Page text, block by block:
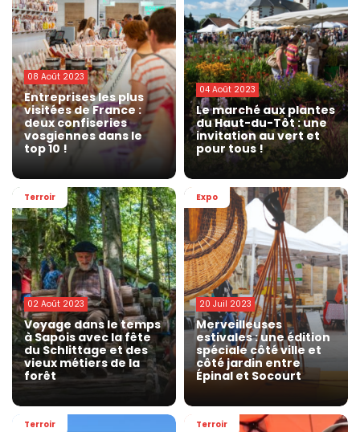
08 Août 2023
Entreprises les plus
visitées de France :
deux confiseries
vosgiennes dans le
top 10 !
04 Août 2023
Le marché aux plantes
du Haut-du-Tôt : une
invitation au vert et
pour tous !
Terroir
02 Août 2023
Voyage dans le temps
à Sapois avec la fête
du Schlittage et des
vieux métiers de la
forêt
Expo
20 Juil 2023
Merveilleuses
estivales : une édition
spéciale côté ville et
côté jardin entre
Épinal et Socourt
Terroir Terroir